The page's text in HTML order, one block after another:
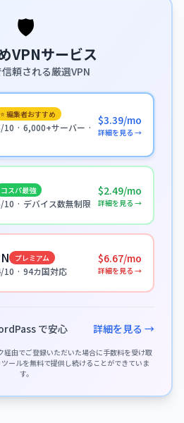
🛡️
VPNサービス
頼される厳選VPN
⭐ 編集者おすすめ
· 6,000+サーバー ·
$3.39/mo
詳細を見る →
コスパ最強
· デバイス数無制限
$2.49/mo
詳細を見る →
プレミアム
· 94カ国対応
$6.67/mo
詳細を見る →
で安心 詳細を見る →
由でご登録いただいた場合に手数料を受け取
ールを無料で提供し続けることができていま
す。